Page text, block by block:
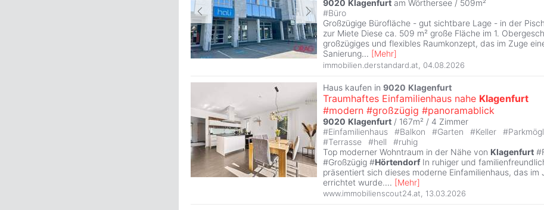
9020 Klagenfurt am Wörthersee / 509m²
#Büro
Großzügige Bürofläche - gut sichtbare Lage - in der
zur Miete Diese ca. 509 m² große Fläche im 1.
großzügiges und flexibles Raumkonzept, das im Zuge
Sanierung... [Mehr]
immobilien.derstandard.at 04.08.2026
Haus kaufen in 9020 Klagenfurt
Traumhaftes Einfamilienhaus nahe Klagenfurt
#modern #großzügig #panoramablick
9020 Klagenfurt / 167m² / 4 Zimmer
#Einfamilienhaus #Balkon #Garten #Keller #
#Terrasse #hell #ruhig
Top moderner Wohntraum in der Nähe von Klagenfurt
#Großzügig #Hörtendorf In ruhiger und
präsentiert sich dieses moderne Einfamilienhaus, das im
errichtet wurde.... [Mehr]
www.immobilienscout24.at, 13.03.2026